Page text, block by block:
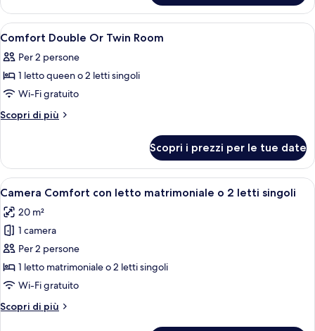
Apri
tutte
le
foto
per
Comfort
Twin
Room
Biancheria da letto ipoallergenica,
10
Comfort Double Or Twin Room
Per 2 persone
1 letto queen o 2 letti singoli
Wi-Fi gratuito
Scopri di più
Altri
Double
Or
Twin
Scopri i prezzi per le tue date
Apri
tutte
le
foto
per
Camera
Comfort
letto
Una camera d'albergo con un letto
8
Camera Comfort con letto matrimoniale o 2 letti singoli
20 m²
1 camera
Per 2 persone
1 letto matrimoniale o 2 letti singoli
Wi-Fi gratuito
Scopri di più
Altri